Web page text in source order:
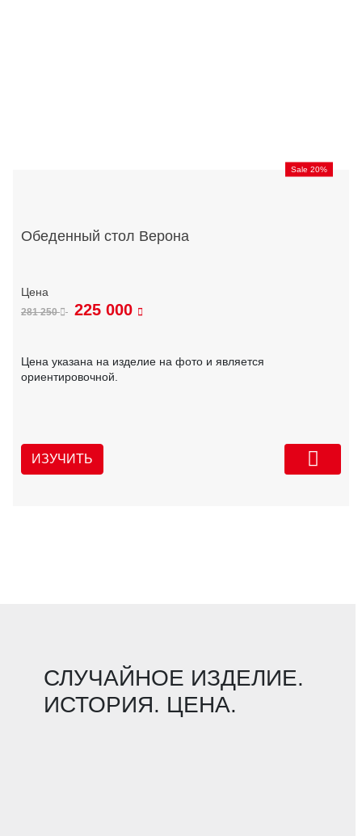
Sale 20%
Обеденный стол Верона
281 250 225 000
Цена указана на изделие на фото и является
ориентировочной.
ИЗУЧИТЬ
СЛУЧАЙНОЕ ИЗДЕЛИЕ.
ИСТОРИЯ. ЦЕНА.